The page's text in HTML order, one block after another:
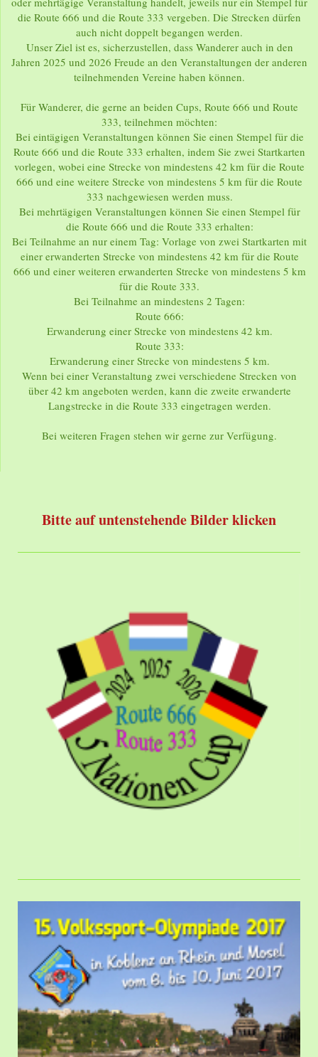
die Route 666 und die Route 333 vergeben. Die Strecken dürfen
auch nicht doppelt begangen werden.
Unser Ziel ist es, sicherzustellen, dass Wanderer auch in den
Jahren 2025 und 2026 Freude an den Veranstaltungen der anderen
teilnehmenden Vereine haben können.
Für Wanderer, die gerne an beiden Cups, Route 666 und Route
333, teilnehmen möchten:
Bei eintägigen Veranstaltungen können Sie einen Stempel für die
Route 666 und die Route 333 erhalten, indem Sie zwei Startkarten
vorlegen, wobei eine Strecke von mindestens 42 km für die Route
666 und eine weitere Strecke von mindestens 5 km für die Route
333 nachgewiesen werden muss.
Bei mehrtägigen Veranstaltungen können Sie einen Stempel für
die Route 666 und die Route 333 erhalten:
Bei Teilnahme an nur einem Tag: Vorlage von zwei Startkarten mit
einer erwanderten Strecke von mindestens 42 km für die Route
666 und einer weiteren erwanderten Strecke von mindestens 5 km
für die Route 333.
Bei Teilnahme an mindestens 2 Tagen:
Route 666:
Erwanderung einer Strecke von mindestens 42 km.
Route 333:
Erwanderung einer Strecke von mindestens 5 km.
Wenn bei einer Veranstaltung zwei verschiedene Strecken von
über 42 km angeboten werden, kann die zweite erwanderte
Langstrecke in die Route 333 eingetragen werden.
Bei weiteren Fragen stehen wir gerne zur Verfügung.
Bitte auf untenstehende Bilder klicken